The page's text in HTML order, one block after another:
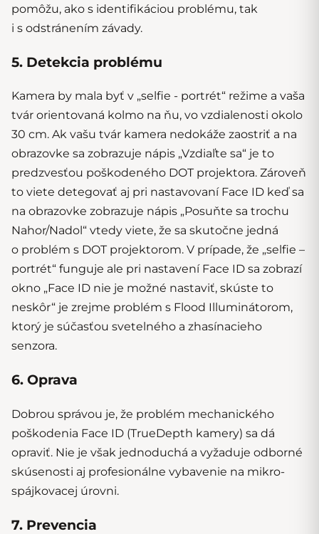
pomôžu, ako s identifikáciou problému, tak
i s odstránením závady.
5. Detekcia problému
Kamera by mala byť v „selfie - portrét“ režime a vaša
tvár orientovaná kolmo na ňu, vo vzdialenosti okolo
30 cm. Ak vašu tvár kamera nedokáže zaostriť a na
obrazovke sa zobrazuje nápis „Vzdiaľte sa“ je to
predzvesťou poškodeného DOT projektora. Zároveň
to viete detegovať aj pri nastavovaní Face ID keď sa
na obrazovke zobrazuje nápis „Posuňte sa trochu
Nahor/Nadol“ vtedy viete, že sa skutočne jedná
o problém s DOT projektorom. V prípade, že „selfie –
portrét“ funguje ale pri nastavení Face ID sa zobrazí
okno „Face ID nie je možné nastaviť, skúste to
neskôr“ je zrejme problém s Flood Illuminátorom,
ktorý je súčasťou svetelného a zhasínacieho
senzora.
6. Oprava
Dobrou správou je, že problém mechanického
poškodenia Face ID (TrueDepth kamery) sa dá
opraviť. Nie je však jednoduchá a vyžaduje odborné
skúsenosti aj profesionálne vybavenie na mikro-
spájkovacej úrovni.
7. Prevencia